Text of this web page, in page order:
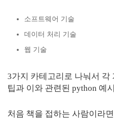
소프트웨어 기술
데이터 처리 기술
웹 기술
3가지 카테고리로 나눠서 각
팁과 이와 관련된 python 예
처음 책을 접하는 사람이라